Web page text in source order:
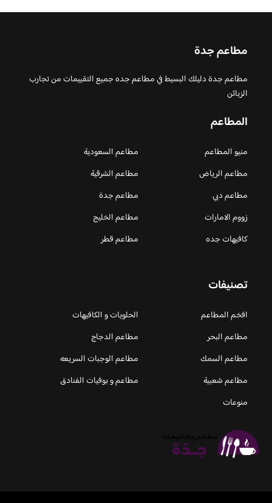
مطاعم جدة
مطاعم جدة دليلك البسيط في مطاعم جده جميع التقييمات من تجارب
الزبائن
المطاعم
منيو المطاعم
مطاعم السعودية
مطاعم الرياض
مطاعم الشرقية
مطاعم دبي
مطاعم جدة
زووم الامارات
مطاعم الخليج
كافيهات جده
مطاعم قطر
تصنيفات
افخم المطاعم
الحلويات و الكافيهات ‎
مطاعم البحر
مطاعم الدجاج
مطاعم السمك
مطاعم الوجبات السريعه
مطاعم شعبية
مطاعم و بوفيات الفنادق
منوعات